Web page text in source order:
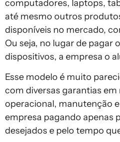
computadores, laptops,
até mesmo outros
disponíveis no mercado,
Ou seja, no lugar de pagar
dispositivos, a empresa o
Esse modelo é muito
com diversas garantias em
operacional, manutenção
empresa pagando apenas
desejados e pelo tempo